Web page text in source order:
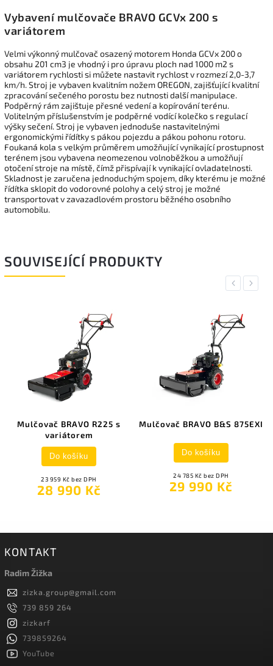
Vybavení mulčovače BRAVO GCVx 200 s
variátorem
Velmi výkonný mulčovač osazený motorem Honda GCVx 200 o
obsahu 201 cm3 je vhodný i pro úpravu ploch nad 1000 m2 s
variátorem rychlosti si můžete nastavit rychlost v rozmezí 2,0-3,7
km/h. Stroj je vybaven kvalitním nožem OREGON, zajišťující kvalitní
zpracování sečeného porostu bez nutnosti další manipulace.
Podpěrný rám zajištuje přesné vedení a kopírování terénu.
Volitelným příslušenstvím je podpěrné vodící kolečko s regulací
výšky sečení. Stroj je vybaven jednoduše nastavitelnými
ergonomickými řídítky s pákou pojezdu a pákou pohonu rotoru.
Foukaná kola s velkým průměrem umožňující vynikající prostupnost
terénem jsou vybavena neomezenou volnoběžkou a umožňují
otočení stroje na místě, čímž přispívají k vynikající ovladatelnosti.
Skladnost je zaručena jednoduchým spojem, díky kterému je možné
řídítka sklopit do vodorovné polohy a celý stroj je možné
transportovat v zavazadlovém prostoru běžného osobního
automobilu.
SOUVISEJÍCÍ PRODUKTY
Previous
Mulčovač BRAVO R225 s
variátorem
23 959 Kč bez DPH
28 990 Kč
Do košíku
Mulčovač BRAVO B&S 875EXI
24 785 Kč bez DPH
29 990 Kč
Do košíku
Next
KONTAKT
Radim Žižka
zizka.group@gmail.com
739 859 264
zizkarf
739859264
YouTube